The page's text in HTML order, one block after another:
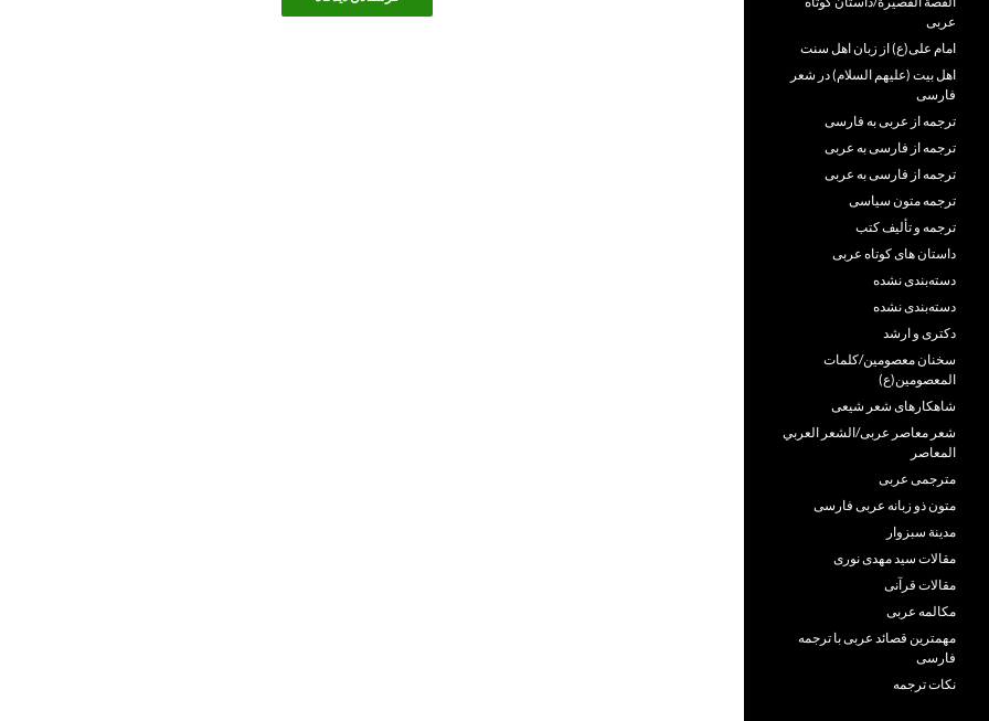
عربی
امام علی(ع) از زبان اهل سنت
اهل بیت (علیهم السلام) در شعر
فارسی
ترجمه از عربی به فارسی
ترجمه از فارسی به عربی
ترجمه از فارسی به عربی
ترجمه متون سیاسی
ترجمه و تألیف کتب
داستان های کوتاه عربی
دسته‌بندی نشده
دسته‌بندی نشده
دکتری و ارشد
سخنان معصومین/کلمات
المعصومین(ع)
شاهکارهای شعر شیعی
شعر معاصر عربی/الشعر العربي
المعاصر
مترجمی عربی
متون ذو زبانه عربی فارسی
مدينة سبزوار
مقالات سید مهدی نوری
مقالات قرآنی
مکالمه عربی
مهمترین قصائد عربی با ترجمه
فارسی
نکات ترجمه